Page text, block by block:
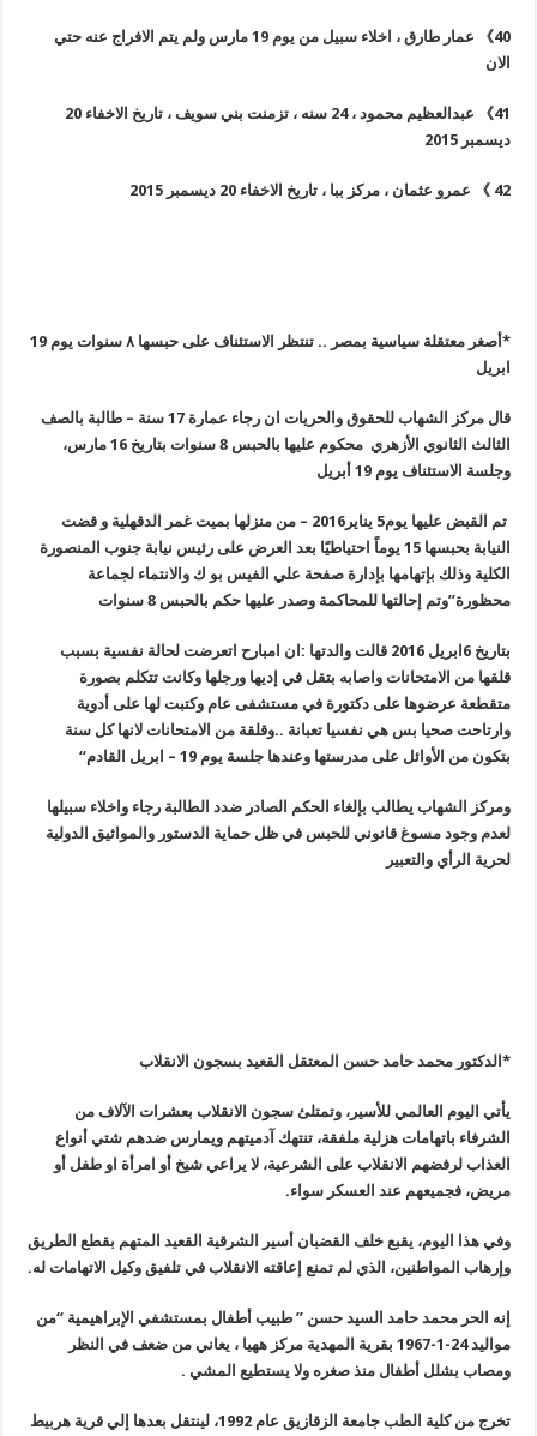
40
》
عمار طارق ، اخلاء سبيل من يوم 19 مارس ولم يتم الافراج عنه حتي
الان
41
》
عبدالعظيم محمود ، 24 سنه ، تزمنت بني سويف ، تاريخ الاخفاء 20
ديسمبر 2015
42
》 عمرو عثمان ، مركز ببا ، تاريخ الاخفاء 20 ديسمبر 2015
*أصغر معتقلة سياسية بمصر .. تنتظر الاستئناف على حبسها ٨ سنوات يوم 19
ابريل
قال مركز الشهاب للحقوق والحريات ان رجاء عمارة 17 سنة – طالبة بالصف
الثالث الثانوي الأزهري محكوم عليها بالحبس 8 سنوات بتاريخ 16 مارس،
وجلسة الاستئناف يوم 19 أبريل
تم القبض عليها يوم5 يناير2016 – من منزلها بميت غمر الدقهلية و قضت
النيابة بحبسها 15 يوماً احتياطيًا بعد العرض على رئيس نيابة جنوب المنصورة
الكلية وذلك بإتهامها بإدارة صفحة علي الفيس بو ك والانتماء لجماعة
محظورة”وتم إحالتها للمحاكمة وصدر عليها حكم بالحبس 8 سنوات
بتاريخ 6ابريل 2016 قالت والدتها : ان امبارح اتعرضت لحالة نفسية بسبب
قلقها من الامتحانات واصابه بتقل في إديها ورجلها وكانت تتكلم بصورة
متقطعة عرضوها على دكتورة في مستشفى عام وكتبت لها على أدوية
وارتاحت صحيا بس هي نفسيا تعبانة ..وقلقة من الامتحانات لانها كل سنة
بتكون من الأوائل على مدرستها وعندها جلسة يوم 19
– ابريل القادم“
ومركز الشهاب يطالب بإلغاء الحكم الصادر ضدد الطالبة رجاء واخلاء سبيلها
لعدم وجود مسوغ قانوني للحبس في ظل حماية الدستور والمواثيق الدولية
لحرية الرأي والتعبير
*الدكتور محمد حامد حسن المعتقل القعيد بسجون الانقلاب
يأتي اليوم العالمي للأسير، وتمتلئ سجون الانقلاب بعشرات الآلاف من
الشرفاء باتهامات هزلية ملفقة، تنتهك آدميتهم ويمارس ضدهم شتي أنواع
العذاب لرفضهم الانقلاب على الشرعية، لا يراعي شيخ أو امرأة او طفل أو
مريض، فجميعهم عند العسكر سواء.
وفي هذا اليوم، يقبع خلف القضبان أسير الشرقية القعيد المتهم بقطع الطريق
وإرهاب المواطنين، الذي لم تمنع إعاقته الانقلاب في تلفيق وكيل الاتهامات له.
إنه الحر محمد حامد السيد حسن ” طبيب أطفال بمستشفي الإبراهيمية “من
مواليد 24-1-1967 بقرية المهدية مركز ههيا ، يعاني من ضعف في النظر
ومصاب بشلل أطفال منذ صغره ولا يستطيع المشي .
تخرج من كلية الطب جامعة الزقازيق عام 1992، لينتقل بعدها إلي قرية هربيط